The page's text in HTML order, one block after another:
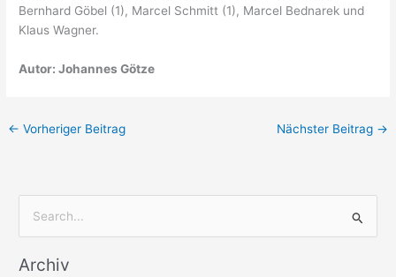
Bernhard Göbel (1), Marcel Schmitt (1), Marcel Bednarek und
Klaus Wagner.
Autor: Johannes Götze
← Vorheriger Beitrag Nächster Beitrag →
c
Archiv